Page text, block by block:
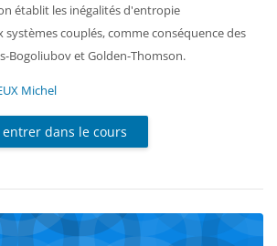
établit les inégalités d'entropie
couplés, comme conséquence des
Bogoliubov et Golden-Thomson.
Michel
dans le cours